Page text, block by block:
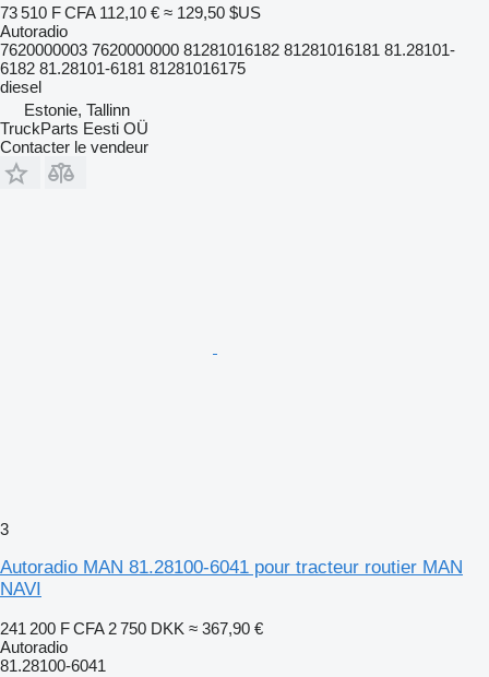
73 510 F CFA 112,10 € ≈ 129,50 $US
Autoradio
7620000003 7620000000 81281016182 81281016181 81.28101-
6182 81.28101-6181 81281016175
diesel
Estonie, Tallinn
TruckParts Eesti OÜ
Contacter le vendeur
3
Autoradio MAN 81.28100-6041 pour tracteur routier MAN
NAVI
241 200 F CFA 2 750 DKK ≈ 367,90 €
Autoradio
81.28100-6041